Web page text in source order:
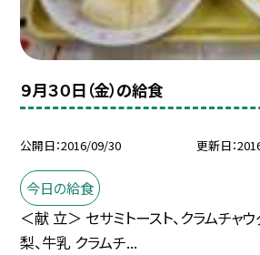
９月３０日（金）の給食
公開日 2016/09/30 更新日
今日の給食
＜献 立＞ セサミトースト、クラムチャウ
梨、牛乳 クラムチ...